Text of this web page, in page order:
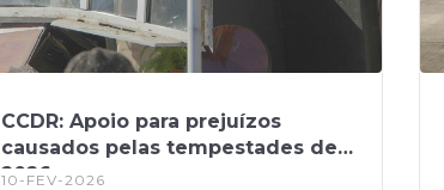
CCDR: Apoio para prejuízos
causados pelas tempestades de
2026
10-FEV-2026